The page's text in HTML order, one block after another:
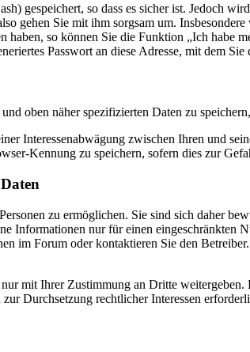
gespeichert, so dass es sicher ist. Jedoch
gehen Sie mit ihm sorgsam um.
haben, so können Sie die Funktion „Ich
Passwort an diese Adresse, mit dem
oben näher spezifizierten Daten zu
Interessenabwägung zwischen Ihren und
Kennung zu speichern, sofern dies zur
zu ermöglichen. Sie sind sich daher
Informationen nur für einen
im Forum oder kontaktieren Sie den
mit Ihrer Zustimmung an Dritte
Durchsetzung rechtlicher Interessen